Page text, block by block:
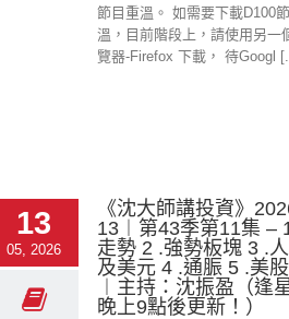
節目重溫。 如需要下載D100
溫，目前階段上，請使用另一
覽器-Firefox 下載， 待Googl
13
05, 2026
《沈大師講投資》
13︱第43季第11集 –
走勢 2 .強勢板塊 3 .
及美元 4 .通脤 5 .美
︱主持：沈振盈（逢
晚上9點後更新！）